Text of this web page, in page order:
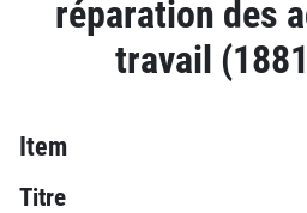
réparation des
travail
Item
Titre